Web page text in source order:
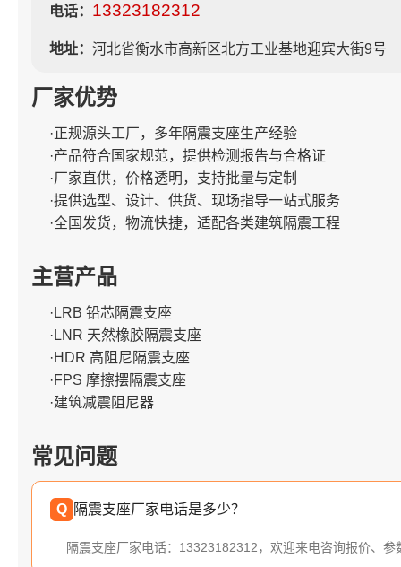
电话： 13323182312
地址： 河北省衡水市高新区北方工业基地迎宾大街9号
厂家优势
·正规源头工厂，多年隔震支座生产经验
·产品符合国家规范，提供检测报告与合格证
·厂家直供，价格透明，支持批量与定制
·提供选型、设计、供货、现场指导一站式服务
·全国发货，物流快捷，适配各类建筑隔震工程
主营产品
·LRB 铅芯隔震支座
·LNR 天然橡胶隔震支座
·HDR 高阻尼隔震支座
·FPS 摩擦摆隔震支座
·建筑减震阻尼器
常见问题
Q 隔震支座厂家电话是多少？
隔震支座厂家电话：13323182312，欢迎来电咨询报价、参